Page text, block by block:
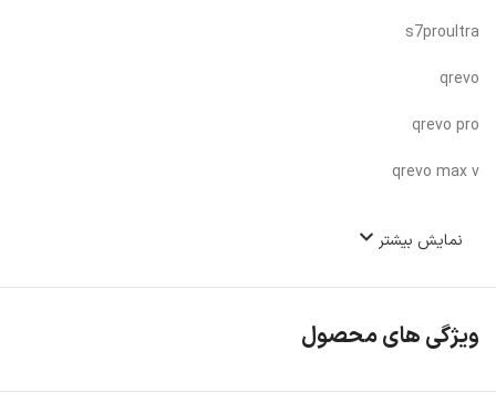
s7proultra
qrevo
qrevo pro
qrevo max v
نمایش بیشتر
ویژگی های محصول